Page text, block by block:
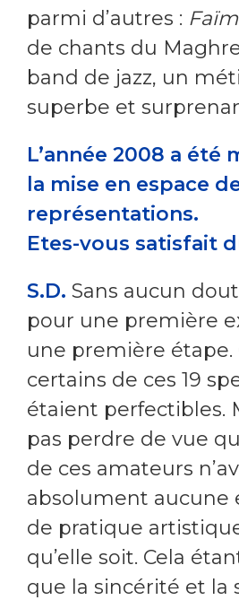
parmi d’autres :
de chants du
band de jazz, un
superbe et
L’année 2008 a été
la mise en espace
représentations.
Etes-vous satisfait
S.D. Sans aucun
pour une première
une première étape.
certains de ces 19
étaient perfectibles.
pas perdre de vue
de ces amateurs
absolument aucune
de pratique
qu’elle soit. Cela
que la sincérité et la